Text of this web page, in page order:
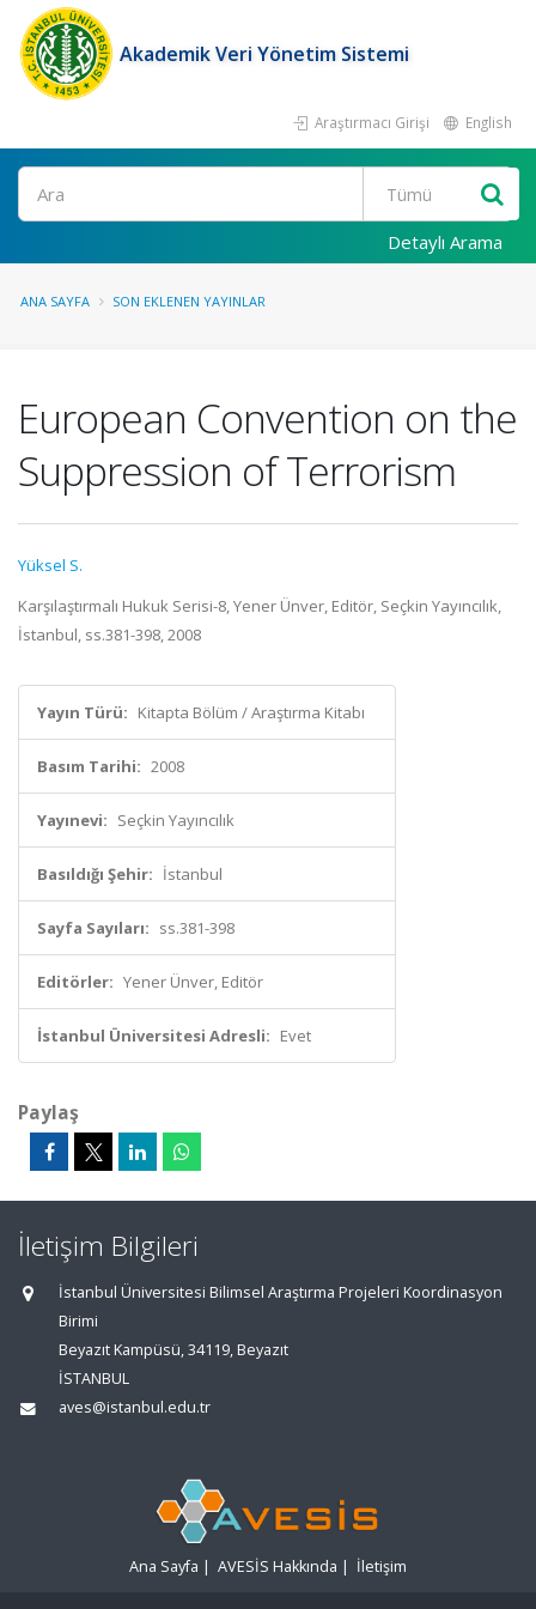
Akademik Veri Yönetim Sistemi
Araştırmacı Girişi English
Ara
Detaylı Arama
ANA SAYFA SON EKLENEN YAYINLAR
European Convention on the
Suppression of Terrorism
Yüksel S.
Karşılaştırmalı Hukuk Serisi-8, Yener Ünver, Editör, Seçkin Yayıncılık,
İstanbul, ss.381-398, 2008
Yayın Türü: Kitapta Bölüm / Araştırma Kitabı
Basım Tarihi: 2008
Yayınevi: Seçkin Yayıncılık
Basıldığı Şehir: İstanbul
Sayfa Sayıları: ss.381-398
Editörler: Yener Ünver, Editör
İstanbul Üniversitesi Adresli: Evet
Paylaş
İletişim Bilgileri
İstanbul Üniversitesi Bilimsel Araştırma Projeleri Koordinasyon
Birimi
Beyazıt Kampüsü, 34119, Beyazıt
İSTANBUL
aves@istanbul.edu.tr
Ana Sayfa | AVESİS Hakkında | İletişim